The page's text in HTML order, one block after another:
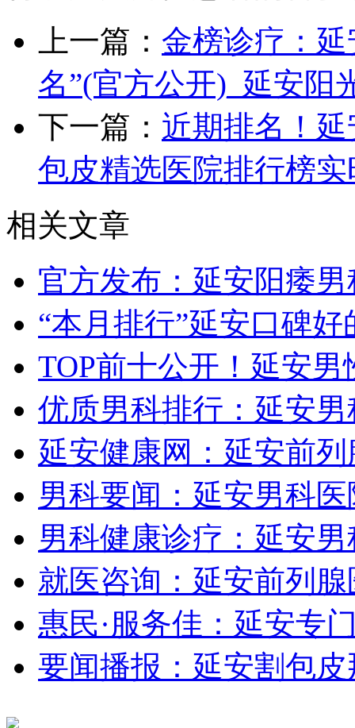
上一篇： 金榜诊疗：
名”(官方公开)_延安阳
下一篇： 近期排名！
包皮精选医院排行榜
相关文章
官方发布：延安阳痿
“本月排行”延安口碑好
TOP前十公开！延安男
优质男科排行：延安
延安健康网：延安前
男科要闻：延安男科
男科健康诊疗：延安
就医咨询：延安前列腺
惠民·服务佳：延安专
要闻播报：延安割包